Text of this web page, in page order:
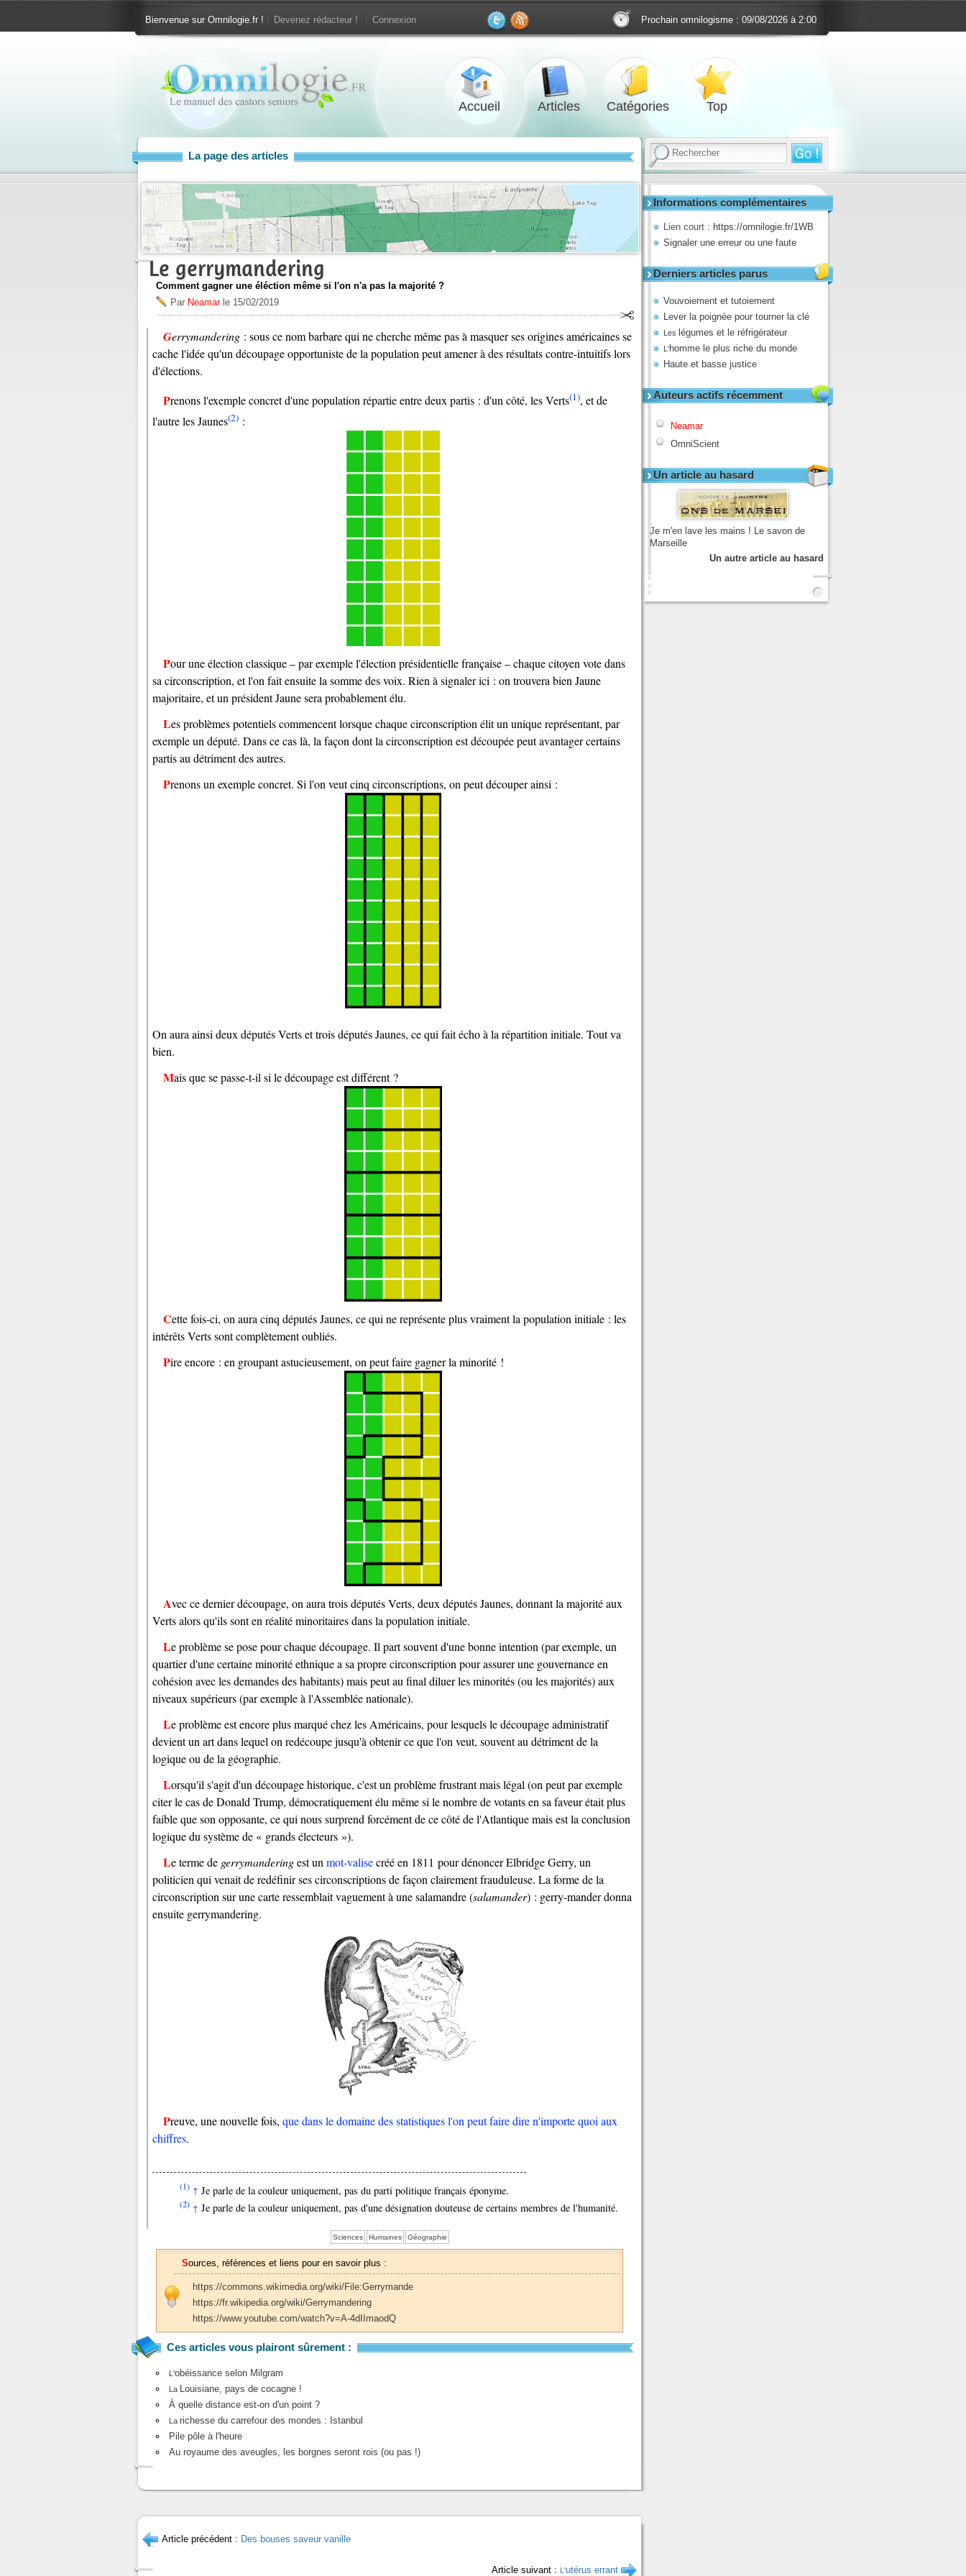
Bienvenue sur Omnilogie.fr ! Devenez rédacteur ! Connexion Prochain omnilogisme : 09/08/2026 à 2:00
Accueil Articles Catégories Top
Informations complémentaires
Lien court : https://omnilogie.fr/1WB
Signaler une erreur ou une faute
Derniers articles parus
Vouvoiement et tutoiement
Lever la poignée pour tourner la clé
Les légumes et le réfrigérateur
L'homme le plus riche du monde
Haute et basse justice
Auteurs actifs récemment
Neamar
OmniScient
Un article au hasard
Je m'en lave les mains ! Le savon de
Marseille
Un autre article au hasard
La page des articles
Le gerrymandering
Comment gagner une éléction même si l'on n'a pas la majorité ?
Par Neamarle 15/02/2019
Gerrymandering : sous ce nom barbare qui ne cherche même pas à masquer ses origines américaines se
cache l'idée qu'un découpage opportuniste de la population peut amener à des résultats contre-intuitifs lors
d'élections.
Prenons l'exemple concret d'une population répartie entre deux partis : d'un côté, les Verts(1), et de
l'autre les Jaunes(2) :
Pour une élection classique – par exemple l'élection présidentielle française – chaque citoyen vote dans
sa circonscription, et l'on fait ensuite la somme des voix. Rien à signaler ici : on trouvera bien Jaune
majoritaire, et un président Jaune sera probablement élu.
Les problèmes potentiels commencent lorsque chaque circonscription élit un unique représentant, par
exemple un député. Dans ce cas là, la façon dont la circonscription est découpée peut avantager certains
partis au détriment des autres.
Prenons un exemple concret. Si l'on veut cinq circonscriptions, on peut découper ainsi :
On aura ainsi deux députés Verts et trois députés Jaunes, ce qui fait écho à la répartition initiale. Tout va
bien.
Mais que se passe-t-il si le découpage est différent ?
Cette fois-ci, on aura cinq députés Jaunes, ce qui ne représente plus vraiment la population initiale : les
intérêts Verts sont complètement oubliés.
Pire encore : en groupant astucieusement, on peut faire gagner la minorité !
Avec ce dernier découpage, on aura trois députés Verts, deux députés Jaunes, donnant la majorité aux
Verts alors qu'ils sont en réalité minoritaires dans la population initiale.
Le problème se pose pour chaque découpage. Il part souvent d'une bonne intention (par exemple, un
quartier d'une certaine minorité ethnique a sa propre circonscription pour assurer une gouvernance en
cohésion avec les demandes des habitants) mais peut au final diluer les minorités (ou les majorités) aux
niveaux supérieurs (par exemple à l'Assemblée nationale).
Le problème est encore plus marqué chez les Américains, pour lesquels le découpage administratif
devient un art dans lequel on redécoupe jusqu'à obtenir ce que l'on veut, souvent au détriment de la
logique ou de la géographie.
Lorsqu'il s'agit d'un découpage historique, c'est un problème frustrant mais légal (on peut par exemple
citer le cas de Donald Trump, démocratiquement élu même si le nombre de votants en sa faveur était plus
faible que son opposante, ce qui nous surprend forcément de ce côté de l'Atlantique mais est la conclusion
logique du système de « grands électeurs »).
Le terme de gerrymanderingest un mot-valisecréé en 1811 pour dénoncer Elbridge Gerry, un
politicien qui venait de redéfinir ses circonscriptions de façon clairement frauduleuse. La forme de la
circonscription sur une carte ressemblait vaguement à une salamandre (salamander) : gerry-mander donna
ensuite gerrymandering.
Preuve, une nouvelle fois, que dans le domaine des statistiques l'on peut faire dire n'importe quoi aux
chiffres.
(1) ↑ Je parle de la couleur uniquement, pas du parti politique français éponyme.
(2) ↑ Je parle de la couleur uniquement, pas d'une désignation douteuse de certains membres de l'humanité.
Sciences Humaines Géographie
Sources, références et liens pour en savoir plus :
https://commons.wikimedia.org/wiki/File:Gerrymande
https://fr.wikipedia.org/wiki/Gerrymandering
https://www.youtube.com/watch?v=A-4dIImaodQ
Ces articles vous plairont sûrement :
L'obéissance selon Milgram
La
Louisiane, pays de cocagne !
À quelle distance est-on d'un point ?
La richesse du carrefour des mondes : Istanbul
Pile pôle à l'heure
Au royaume des aveugles, les borgnes seront rois (ou pas !)
Article précédent : Des bouses saveur vanille
Article suivant : L'utérus errant